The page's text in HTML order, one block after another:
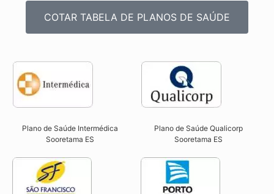
COTAR TABELA DE PLANOS DE SAÚDE
Plano de Saúde Intermédica
Sooretama ES​
Plano de Saúde Qualicorp
Sooretama ES​